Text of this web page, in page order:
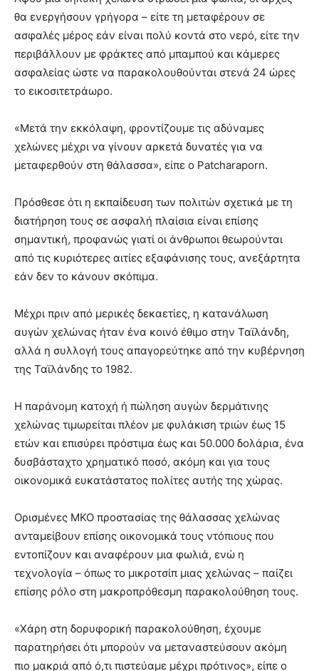
θα ενεργήσουν γρήγορα – είτε τη μεταφέρουν σε
ασφαλές μέρος εάν είναι πολύ κοντά στο νερό, είτε την
περιβάλλουν με φράκτες από μπαμπού και κάμερες
ασφαλείας ώστε να παρακολουθούνται στενά 24 ώρες
το εικοσιτετράωρο.
«Μετά την εκκόλαψη, φροντίζουμε τις αδύναμες
χελώνες μέχρι να γίνουν αρκετά δυνατές για να
μεταφερθούν στη θάλασσα», είπε ο Patcharaporn.
Πρόσθεσε ότι η εκπαίδευση των πολιτών σχετικά με τη
διατήρηση τους σε ασφαλή πλαίσια είναι επίσης
σημαντική, προφανώς γιατί οι άνθρωποι θεωρούνται
από τις κυριότερες αιτίες εξαφάνισης τους, ανεξάρτητα
εάν δεν το κάνουν σκόπιμα.
Μέχρι πριν από μερικές δεκαετίες, η κατανάλωση
αυγών χελώνας ήταν ένα κοινό έθιμο στην Ταϊλάνδη,
αλλά η συλλογή τους απαγορεύτηκε από την κυβέρνηση
της Ταϊλάνδης το 1982.
Η παράνομη κατοχή ή πώληση αυγών δερμάτινης
χελώνας τιμωρείται πλέον με φυλάκιση τριών έως 15
ετών και επισύρει πρόστιμα έως και 50.000 δολάρια, ένα
δυσβάσταχτο χρηματικό ποσό, ακόμη και για τους
οικονομικά ευκατάστατος πολίτες αυτής της χώρας.
Ορισμένες ΜΚΟ προστασίας της θάλασσας χελώνας
ανταμείβουν επίσης οικονομικά τους ντόπιους που
εντοπίζουν και αναφέρουν μια φωλιά, ενώ η
τεχνολογία – όπως το μικροτσίπ μιας χελώνας – παίζει
επίσης ρόλο στη μακροπρόθεσμη παρακολούθηση τους.
«Χάρη στη δορυφορική παρακολούθηση, έχουμε
παρατηρήσει ότι μπορούν να μεταναστεύσουν ακόμη
πιο μακριά από ό,τι πιστεύαμε μέχρι πρότινος», είπε ο